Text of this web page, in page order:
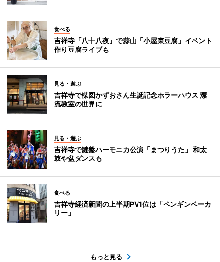
食べる
吉祥寺「八十八夜」で蒜山「小屋束豆腐」イベント
作り豆腐ライブも
見る・遊ぶ
吉祥寺で楳図かずおさん生誕記念ホラーハウス 漂
流教室の世界に
見る・遊ぶ
吉祥寺で鍵盤ハーモニカ公演「まつりうた」 和太
鼓や盆ダンスも
食べる
吉祥寺経済新聞の上半期PV1位は「ペンギンベーカ
リー」
もっと見る